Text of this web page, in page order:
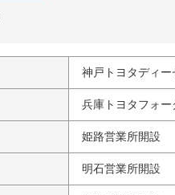
神戸トヨタディ
兵庫トヨタフォ
姫路営業所開設
明石営業所開設